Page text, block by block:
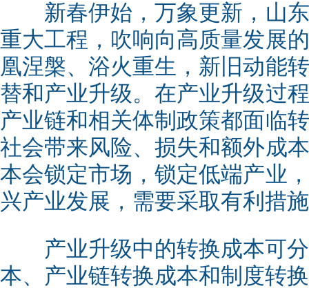
新春伊始，万象更新，山东
重大工程，吹响向高质量发展
凰涅槃、浴火重生，新旧动能
替和产业升级。在产业升级过
产业链和相关体制政策都面临
社会带来风险、损失和额外成
本会锁定市场，锁定低端产业
兴产业发展，需要采取有利措
产业升级中的转换成本可分
本、产业链转换成本和制度转